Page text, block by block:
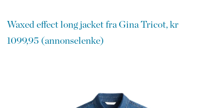
Waxed effect long jacket fra Gina Tricot, kr
1099,95 (annonselenke)